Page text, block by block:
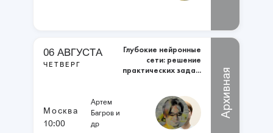
06 АВГУСТА
ЧЕТВЕРГ
Глубокие нейронные
сети: решение
практических зада...
Москва
10:00
Артем
Багров и
др
Архивная